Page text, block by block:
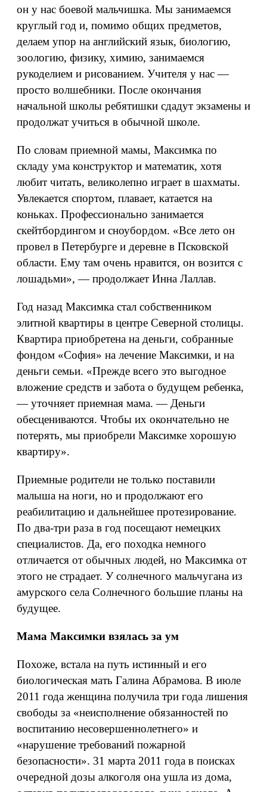
он у нас боевой мальчишка. Мы занимаемся
круглый год и, помимо общих предметов,
делаем упор на английский язык, биологию,
зоологию, физику, химию, занимаемся
рукоделием и рисованием. Учителя у нас —
просто волшебники. После окончания
начальной школы ребятишки сдадут экзамены и
продолжат учиться в обычной школе.
По словам приемной мамы, Максимка по
складу ума конструктор и математик, хотя
любит читать, великолепно играет в шахматы.
Увлекается спортом, плавает, катается на
коньках. Профессионально занимается
скейтбордингом и сноубордом. «Все лето он
провел в Петербурге и деревне в Псковской
области. Ему там очень нравится, он возится с
лошадьми», — продолжает Инна Лаллав.
Год назад Максимка стал собственником
элитной квартиры в центре Северной столицы.
Квартира приобретена на деньги, собранные
фондом «София» на лечение Максимки, и на
деньги семьи. «Прежде всего это выгодное
вложение средств и забота о будущем ребенка,
— уточняет приемная мама. — Деньги
обесцениваются. Чтобы их окончательно не
потерять, мы приобрели Максимке хорошую
квартиру».
Приемные родители не только поставили
малыша на ноги, но и продолжают его
реабилитацию и дальнейшее протезирование.
По два-три раза в год посещают немецких
специалистов. Да, его походка немного
отличается от обычных людей, но Максимка от
этого не страдает. У солнечного мальчугана из
амурского села Солнечного большие планы на
будущее.
Мама Максимки взялась за ум
Похоже, встала на путь истинный и его
биологическая мать Галина Абрамова. В июле
2011 года женщина получила три года лишения
свободы за «неисполнение обязанностей по
воспитанию несовершеннолетнего» и
«нарушение требований пожарной
безопасности». 31 марта 2011 года в поисках
очередной дозы алкоголя она ушла из дома,